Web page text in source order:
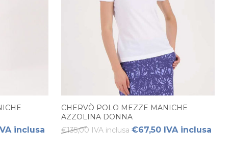
inclusa
CHERVÒ POLO MEZZE MANICHE
AZZOLINA DONNA
€135,00 IVA inclusa €67,50 IVA inclusa